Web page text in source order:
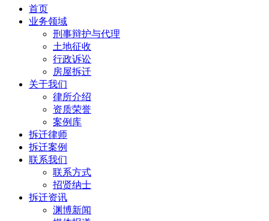
首页
业务领域
刑事辩护与代理
土地征收
行政诉讼
房屋拆迁
关于我们
律所介绍
资质荣誉
案例库
拆迁律师
拆迁案例
联系我们
联系方式
招贤纳士
拆迁资讯
渊博新闻